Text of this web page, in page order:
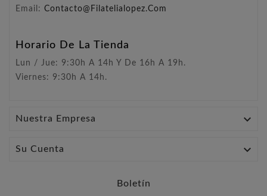
Email: Contacto@filatelialopez.com
Horario De La Tienda
Lun / Jue: 9:30h A 14h Y De 16h A 19h.
Viernes: 9:30h A 14h.
Nuestra Empresa 
Su Cuenta 
Boletín